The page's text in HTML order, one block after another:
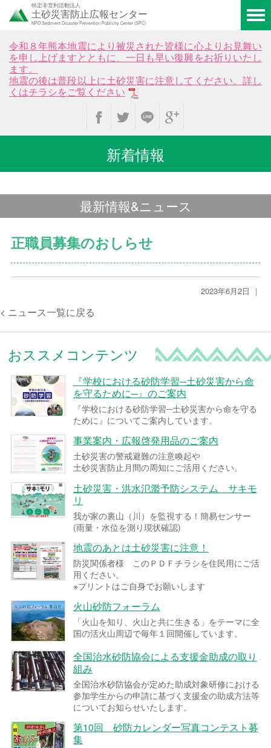
特定非営利活動法人
土砂災害防止広報センター
NPO Sediment Disaster Prevention Publicity Center (SPC)
令和８年熊本地震により被災された皆様に心よりお見舞い
を申し上げますとともに、一日も早い復興をお祈りいたし
ます。
地震の後は普段以上に土砂災害に注意してください。詳し
くはチラシをご覧ください
新着情報
最新情報&ニュース
正職員募集のおしらせ
2023年6月2日 ｜
< ニュース一覧に戻る
おススメコンテンツ
『学校における砂防学習─土砂災害から命
を守るために─』のご案内
『学校における砂防学習─土砂災害から命を守る
ために』についてご案内しています。
事業案内・広報啓発用品のご案内
土砂災害の警戒避難の注意喚起や
土砂災害防止月間の周知にご活用ください。
土砂災害・洪水氾濫予防システム サキモ
リ
我が家の裏山（川）を監視する！簡易センサー
(雨量・水位を測り現状確認)
地震のあとは土砂災害に注意！
防災関係者様 このＰＤＦチラシを住民用にご活
用ください。
※プリントはご自身でお願いします
火山砂防フォーラム
「火山を知り、火山と共に生きる」をテーマに全
国の活火山周辺で毎年１回開催しています。
全国治水砂防協会による支援金助成の取り
組み
全国治水砂防協会が定めた助成対象研修における
参加学生からの申請に基づく支援金の助成方法等
についてお知らせいたします。
第10回 砂防カレンダー写真コンテスト募
集